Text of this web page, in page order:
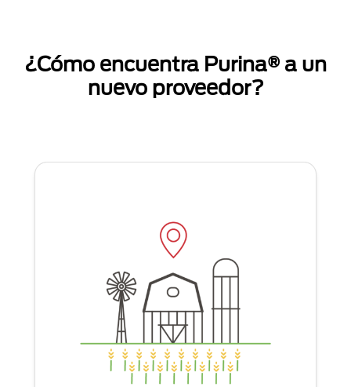
¿Cómo encuentra Purina® a un
nuevo proveedor?